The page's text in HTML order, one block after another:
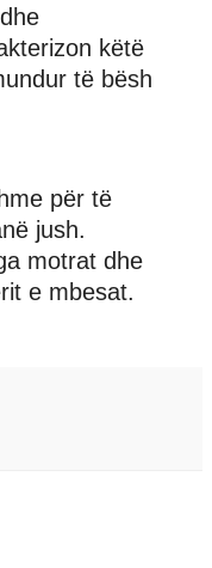
këtë
të bësh
për të
jush.
motrat dhe
e mbesat.